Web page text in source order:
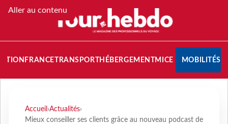
Aller au contenu
FRANCETRANSPORT HÉBERGEMENTMICE MOBILITÉS
Accueil ›Actualités›
Mieux conseiller ses clients grâce au nouveau podcast de